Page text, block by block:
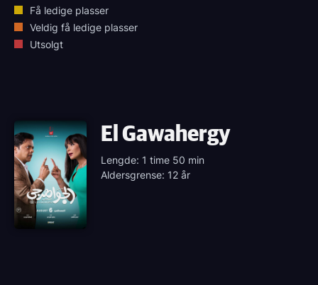
Få ledige plasser
Veldig få ledige plasser
Utsolgt
El Gawahergy
Lengde: 1 time 50 min
Aldersgrense: 12 år